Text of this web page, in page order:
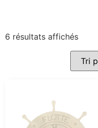
6 résultats affichés